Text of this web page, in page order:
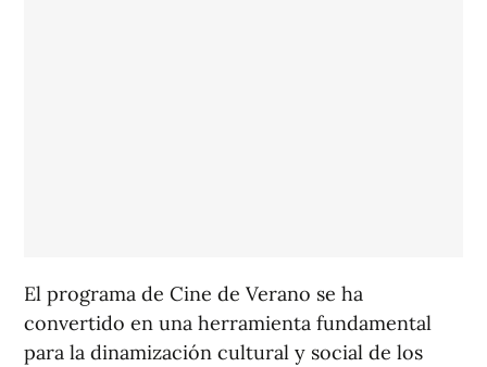
El programa de Cine de Verano se ha
convertido en una herramienta fundamental
para la dinamización cultural y social de los